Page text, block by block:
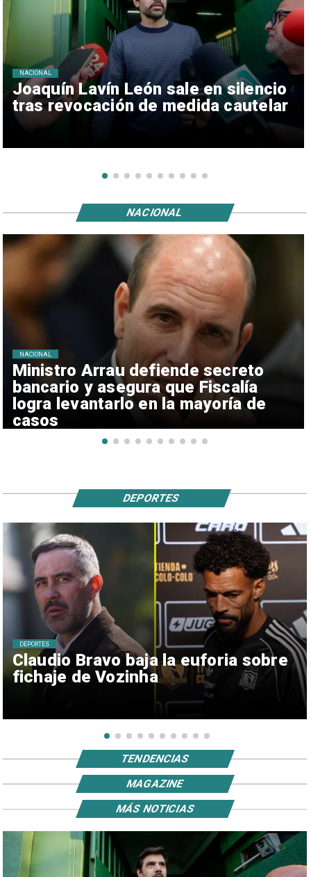
Joaquín Lavín León sale en silencio
tras revocación de medida cautelar
NACIONAL
Ministro Arrau defiende secreto
bancario y asegura que Fiscalía
logra levantarlo en la mayoría de
casos
NACIONAL
NACIONAL
Claudio Bravo baja la euforia sobre
fichaje de Vozinha
DEPORTES
DEPORTES
TENDENCIAS
MAGAZINE
MÁS NOTICIAS